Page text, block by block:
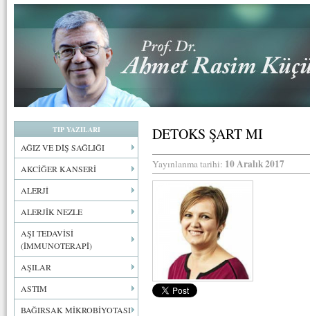
TIP YAZILARI
AĞIZ VE DİŞ SAĞLIĞI
AKCİĞER KANSERİ
ALERJİ
ALERJİK NEZLE
AŞI TEDAVİSİ
(İMMUNOTERAPİ)
AŞILAR
ASTIM
BAĞIRSAK MİKROBİYOTASI
DETOKS ŞART MI
Yayınlanma tarihi: 10 Aralık 2017